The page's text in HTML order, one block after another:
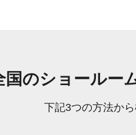
国のショールー
下記3つの方法か